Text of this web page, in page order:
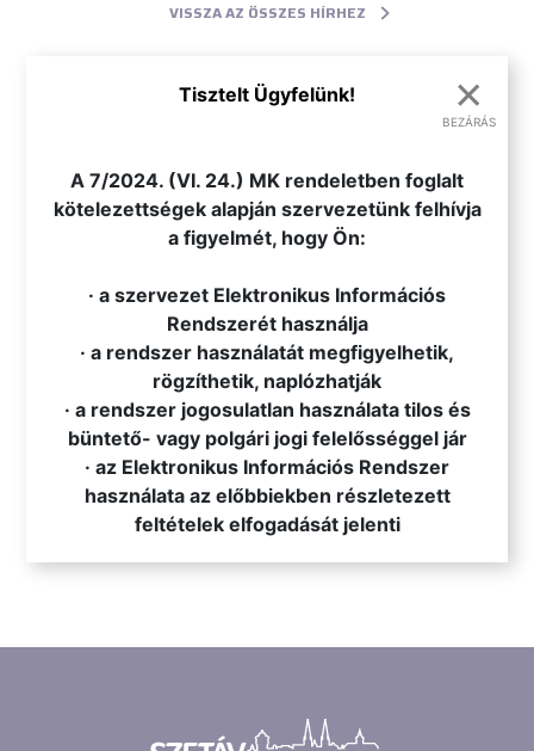
VISSZA AZ ÖSSZES HÍRHEZ
×
BEZÁRÁS
Tisztelt Ügyfelünk!
A 7/2024. (VI. 24.) MK rendeletben foglalt
kötelezettségek alapján szervezetünk felhívja
a figyelmét, hogy Ön:
· a szervezet Elektronikus Információs
Rendszerét használja
· a rendszer használatát megfigyelhetik,
rögzíthetik, naplózhatják
· a rendszer jogosulatlan használata tilos és
büntető- vagy polgári jogi felelősséggel jár
· az Elektronikus Információs Rendszer
használata az előbbiekben részletezett
feltételek elfogadását jelenti